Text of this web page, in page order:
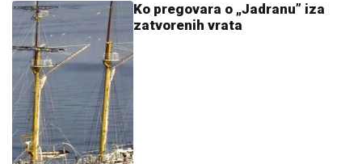
Ko pregovara o „Jadranu” iza
zatvorenih vrata